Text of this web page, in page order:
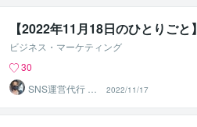
【2022年11月18日のひとりごと】⁡
ビジネス・マーケティング
30
SNS運営代行 ま
るなげ
2022/11/17